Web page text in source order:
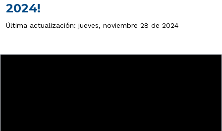
2024!
Última actualización: jueves, noviembre 28 de 2024